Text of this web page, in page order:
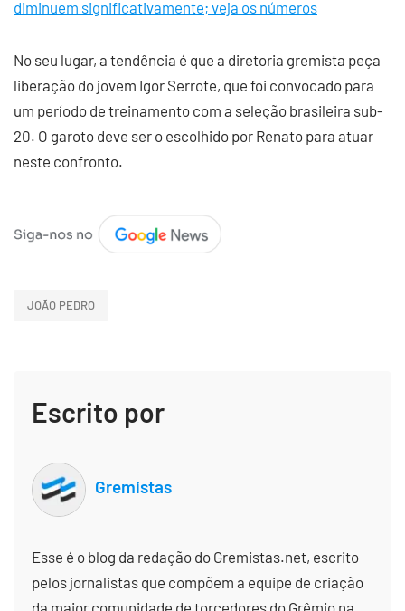
diminuem significativamente; veja os números
No seu lugar, a tendência é que a diretoria gremista peça
liberação do jovem Igor Serrote, que foi convocado para
um período de treinamento com a seleção brasileira sub-
20. O garoto deve ser o escolhido por Renato para atuar
neste confronto.
JOÃO PEDRO
Escrito por
Gremistas
Esse é o blog da redação do Gremistas.net, escrito
pelos jornalistas que compõem a equipe de criação
da maior comunidade de torcedores do Grêmio na